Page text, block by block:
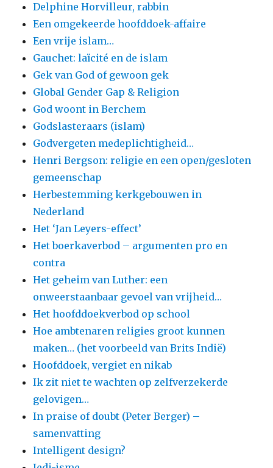
Delphine Horvilleur, rabbin
Een omgekeerde hoofddoek-affaire
Een vrije islam…
Gauchet: laïcité en de islam
Gek van God of gewoon gek
Global Gender Gap & Religion
God woont in Berchem
Godslasteraars (islam)
Godvergeten medeplichtigheid…
Henri Bergson: religie en een open/gesloten
gemeenschap
Herbestemming kerkgebouwen in
Nederland
Het ‘Jan Leyers-effect’
Het boerkaverbod – argumenten pro en
contra
Het geheim van Luther: een
onweerstaanbaar gevoel van vrijheid…
Het hoofddoekverbod op school
Hoe ambtenaren religies groot kunnen
maken… (het voorbeeld van Brits Indië)
Hoofddoek, vergiet en nikab
Ik zit niet te wachten op zelfverzekerde
gelovigen…
In praise of doubt (Peter Berger) –
samenvatting
Intelligent design?